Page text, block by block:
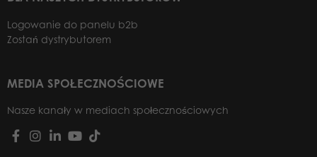
Logowanie do panelu b2b
Zostań dystrybutorem
MEDIA SPOŁECZNOŚCIOWE
Nasze kanały w mediach społecznościowych